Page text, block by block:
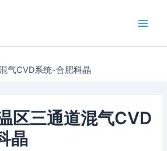
气CVD系统-合肥科晶
三通道混气CVD
晶